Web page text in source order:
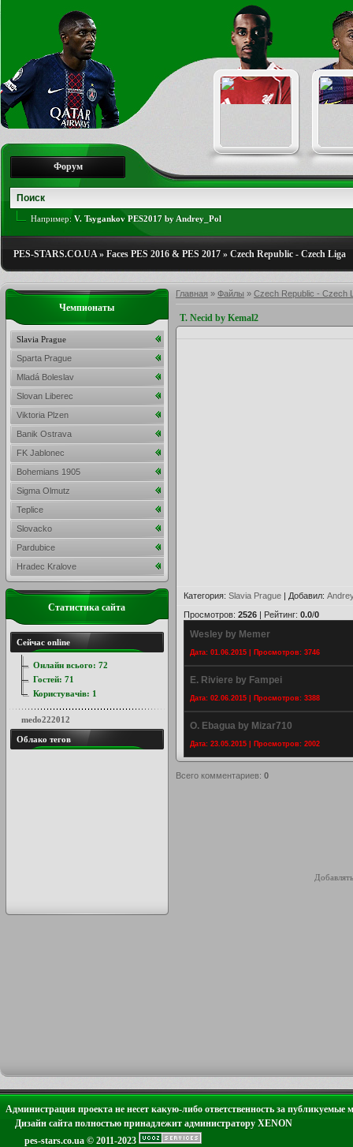
Форум
Например: V. Tsygankov PES2017 by Andrey_Pol
PES-STARS.CO.UA» Faces PES 2016 & PES 2017 » Czech Republic - Czech Liga
Главная » Файлы » Czech Republic - Czech
T. Necid by Kemal2
Категория: Slavia Prague | Добавил:
Просмотров: 2526 | Рейтинг: 0.0/0
Wesley by Memer
Дата: 01.06.2015 | Просмотров: 3746
E. Riviere by Fampei
Дата: 02.06.2015 | Просмотров: 3388
O. Ebagua by Mizar710
Дата: 23.05.2015 | Просмотров: 2002
Всего комментариев: 0
Чемпионаты
Slavia Prague
Sparta Prague
Mladá Boleslav
Slovan Liberec
Viktoria Plzen
Banik Ostrava
FK Jablonec
Bohemians 1905
Sigma Olmutz
Teplice
Slovacko
Pardubice
Hradec Kralove
Статистика сайта
Сейчас online
Онлайн всього: 72
Гостей: 71
Користувачів: 1
medo222012
Облако тегов
Администрация проекта не несет какую-либо ответственность за публикуемые
Дизайн сайта полностью принадлежит администратору XENON
pes-stars.co.ua © 2011-2023